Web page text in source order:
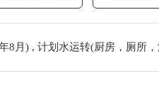
8月) , 计划水运转(厨房，厕所